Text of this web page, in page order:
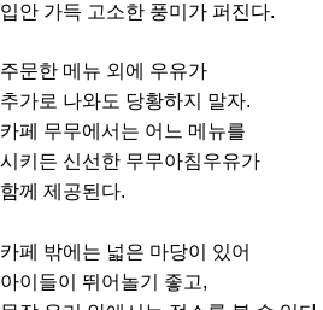
입안 가득 고소한 풍미가 퍼진다.
주문한 메뉴 외에 우유가
추가로 나와도 당황하지 말자.
카페 무무에서는 어느 메뉴를
시키든 신선한 무무아침우유가
함께 제공된다.
카페 밖에는 넓은 마당이 있어
아이들이 뛰어놀기 좋고,